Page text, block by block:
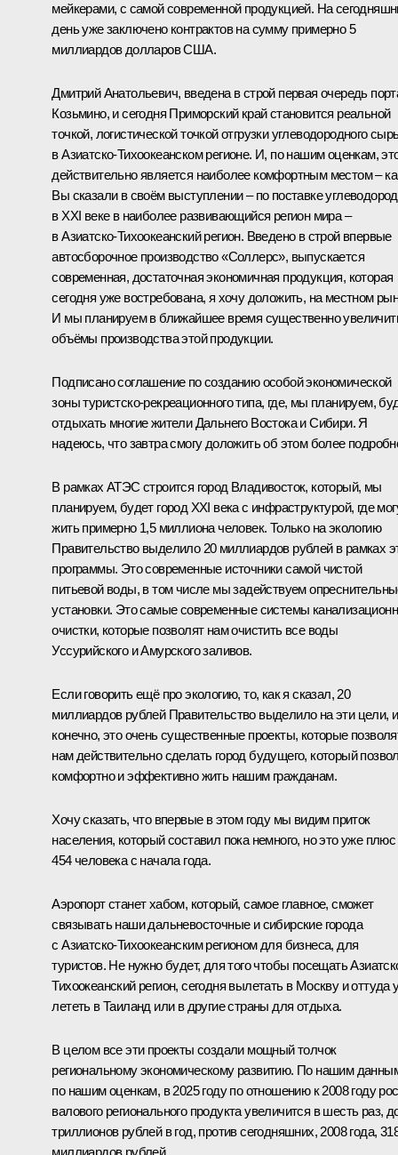
мейкерами, с самой современной продукцией. На
день уже заключено контрактов на сумму примерно 5
миллиардов долларов США.
Дмитрий Анатольевич, введена в строй первая очередь
Козьмино, и сегодня Приморский край становится реальной
точкой, логистической точкой отгрузки углеводородного
в Азиатско-Тихоокеанском регионе. И, по нашим оценкам,
действительно является наиболее комфортным местом –
Вы сказали в своём выступлении – по поставке
в XXI веке в наиболее развивающийся регион мира –
в Азиатско-Тихоокеанский регион. Введено в строй впервые
автосборочное производство «Соллерс», выпускается
современная, достаточная экономичная продукция, которая
сегодня уже востребована, я хочу доложить, на местном
И мы планируем в ближайшее время существенно
объёмы производства этой продукции.
Подписано соглашение по созданию особой экономической
зоны туристско-рекреационного типа, где, мы планируем,
отдыхать многие жители Дальнего Востока и Сибири. Я
надеюсь, что завтра смогу доложить об этом более
В рамках АТЭС строится город Владивосток, который, мы
планируем, будет город XXI века с инфраструктурой, где
жить примерно 1,5 миллиона человек. Только на экологию
Правительство выделило 20 миллиардов рублей в рамках
программы. Это современные источники самой чистой
питьевой воды, в том числе мы задействуем
установки. Это самые современные системы
очистки, которые позволят нам очистить все воды
Уссурийского и Амурского заливов.
Если говорить ещё про экологию, то, как я сказал, 20
миллиардов рублей Правительство выделило на эти цели,
конечно, это очень существенные проекты, которые
нам действительно сделать город будущего, который
комфортно и эффективно жить нашим гражданам.
Хочу сказать, что впервые в этом году мы видим приток
населения, который составил пока немного, но это уже плюс
454 человека с начала года.
Аэропорт станет хабом, который, самое главное, сможет
связывать наши дальневосточные и сибирские города
с Азиатско-Тихоокеанским регионом для бизнеса, для
туристов. Не нужно будет, для того чтобы посещать
Тихоокеанский регион, сегодня вылетать в Москву и оттуда
лететь в Таиланд или в другие страны для отдыха.
В целом все эти проекты создали мощный толчок
региональному экономическому развитию. По нашим
по нашим оценкам, в 2025 году по отношению к 2008 году
валового регионального продукта увеличится в шесть раз,
триллионов рублей в год, против сегодняшних, 2008 года,